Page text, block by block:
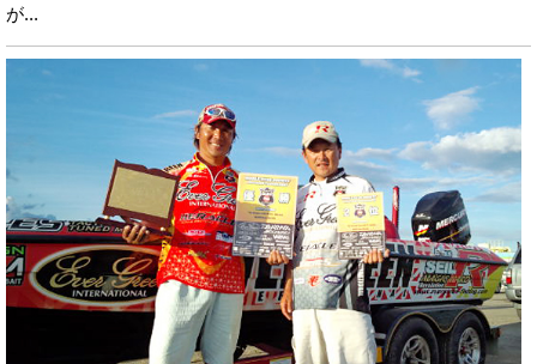
が...